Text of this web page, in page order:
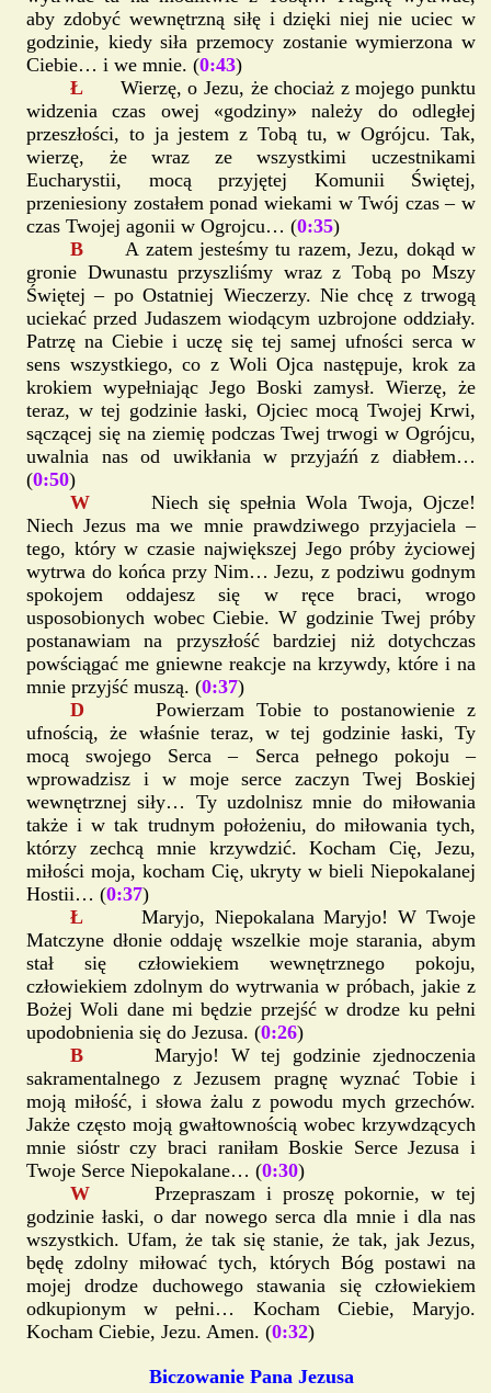
aby zdobyć wewnętrzną siłę i dzięki niej nie uciec w
godzinie, kiedy siła przemocy zostanie wymierzona w
Ciebie… i we mnie. (0:43)
Ł Wierzę, o Jezu, że chociaż z mojego punktu
widzenia czas owej «godziny» należy do odległej
przeszłości, to ja jestem z Tobą tu, w Ogrójcu. Tak,
wierzę, że wraz ze wszystkimi uczestnikami
Eucharystii, mocą przyjętej Komunii Świętej,
przeniesiony zostałem ponad wiekami w Twój czas – w
czas Twojej agonii w Ogrojcu… (0:35)
BA zatem jesteśmy tu razem, Jezu, dokąd w
gronie Dwunastu przyszliśmy wraz z Tobą po Mszy
Świętej – po Ostatniej Wieczerzy. Nie chcę z trwogą
uciekać przed Judaszem wiodącym uzbrojone oddziały.
Patrzę na Ciebie i uczę się tej samej ufności serca w
sens wszystkiego, co z Woli Ojca następuje, krok za
krokiem wypełniając Jego Boski zamysł. Wierzę, że
teraz, w tej godzinie łaski, Ojciec mocą Twojej Krwi,
sączącej się na ziemię podczas Twej trwogi w Ogrójcu,
uwalnia nas od uwikłania w przyjaźń z diabłem…
(0:50)
W Niech się spełnia Wola Twoja, Ojcze!
Niech Jezus ma we mnie prawdziwego przyjaciela –
tego, który w czasie największej Jego próby życiowej
wytrwa do końca przy Nim… Jezu, z podziwu godnym
spokojem oddajesz się w ręce braci, wrogo
usposobionych wobec Ciebie. W godzinie Twej próby
postanawiam na przyszłość bardziej niż dotychczas
powściągać me gniewne reakcje na krzywdy, które i na
mnie przyjść muszą. (0:37)
DPowierzam Tobie to postanowienie z
ufnością, że właśnie teraz, w tej godzinie łaski, Ty
mocą swojego Serca – Serca pełnego pokoju –
wprowadzisz i w moje serce zaczyn Twej Boskiej
wewnętrznej siły… Ty uzdolnisz mnie do miłowania
także i w tak trudnym położeniu, do miłowania tych,
którzy zechcą mnie krzywdzić. Kocham Cię, Jezu,
miłości moja, kocham Cię, ukryty w bieli Niepokalanej
Hostii… (0:37)
Ł Maryjo, Niepokalana Maryjo! W Twoje
Matczyne dłonie oddaję wszelkie moje starania, abym
stał się człowiekiem wewnętrznego pokoju,
człowiekiem zdolnym do wytrwania w próbach, jakie z
Bożej Woli dane mi będzie przejść w drodze ku pełni
upodobnienia się do Jezusa. (0:26)
B Maryjo! W tej godzinie zjednoczenia
sakramentalnego z Jezusem pragnę wyznać Tobie i
moją miłość, i słowa żalu z powodu mych grzechów.
Jakże często moją gwałtownością wobec krzywdzących
mnie sióstr czy braci raniłam Boskie Serce Jezusa i
Twoje Serce Niepokalane… (0:30)
W Przepraszam i proszę pokornie, w tej
godzinie łaski, o dar nowego serca dla mnie i dla nas
wszystkich. Ufam, że tak się stanie, że tak, jak Jezus,
będę zdolny miłować tych, których Bóg postawi na
mojej drodze duchowego stawania się człowiekiem
odkupionym w pełni… Kocham Ciebie, Maryjo.
Kocham Ciebie, Jezu. Amen. (0:32)
Biczowanie Pana Jezusa